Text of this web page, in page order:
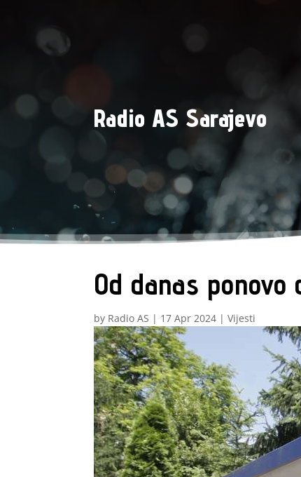
Radio AS Sarajevo
Od danas ponovo
by Radio AS | 17 Apr 2024 |Vijesti